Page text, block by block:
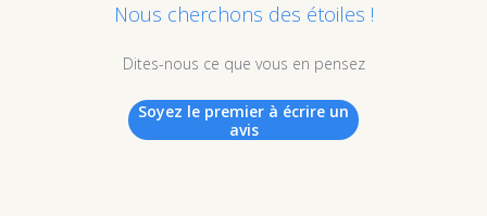
Nous cherchons des étoiles !
Dites-nous ce que vous en pensez
Soyez le premier à écrire un
avis